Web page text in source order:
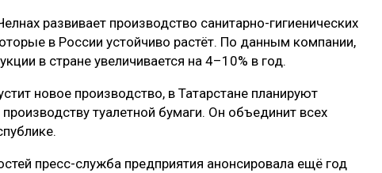
развивает производство санитарно-гигиенических
в России устойчиво растёт. По данным компании,
в стране увеличивается на 4–10% в год.
новое производство, в Татарстане планируют
туалетной бумаги. Он объединит всех
пресс-служба предприятия анонсировала ещё год